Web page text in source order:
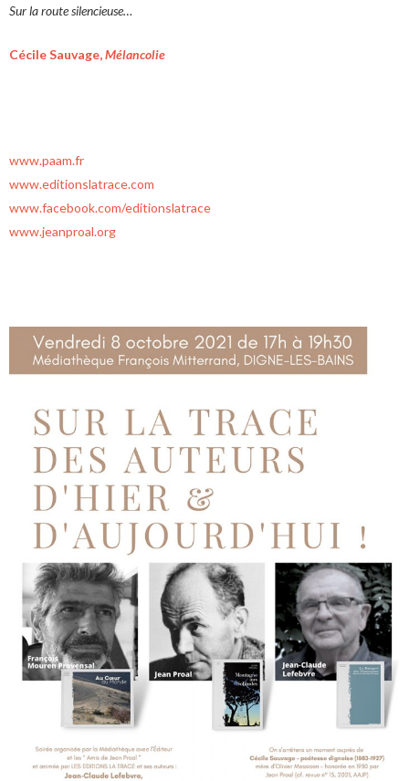
Sur la route silencieuse…
Cécile Sauvage,Mélancolie
www.paam.fr
www.editionslatrace.com
www.facebook.com/editionslatrace
www.jeanproal.org